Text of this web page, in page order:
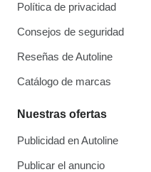
Política de privacidad
Consejos de seguridad
Reseñas de Autoline
Catálogo de marcas
Nuestras ofertas
Publicidad en Autoline
Publicar el anuncio